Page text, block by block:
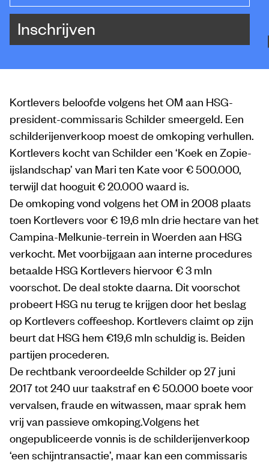
Inschrijven
Kortlevers beloofde volgens het OM aan HSG-
president-commissaris Schilder smeergeld. Een
schilderijenverkoop moest de omkoping verhullen.
Kortlevers kocht van Schilder een ‘Koek en Zopie-
ijslandschap’ van Mari ten Kate voor € 500.000,
terwijl dat hooguit € 20.000 waard is.
De omkoping vond volgens het OM in 2008 plaats
toen Kortlevers voor € 19,6 mln drie hectare van het
Campina-Melkunie-terrein in Woerden aan HSG
verkocht. Met voorbijgaan aan interne procedures
betaalde HSG Kortlevers hiervoor € 3 mln
voorschot. De deal stokte daarna. Dit voorschot
probeert HSG nu terug te krijgen door het beslag
op Kortlevers coffeeshop. Kortlevers claimt op zijn
beurt dat HSG hem €19,6 mln schuldig is. Beiden
partijen procederen.
De rechtbank veroordeelde Schilder op 27 juni
2017 tot 240 uur taakstraf en € 50.000 boete voor
vervalsen, fraude en witwassen, maar sprak hem
vrij van passieve omkoping.Volgens het
ongepubliceerde vonnis is de schilderijenverkoop
‘een schijntransactie’, maar kan een commissaris